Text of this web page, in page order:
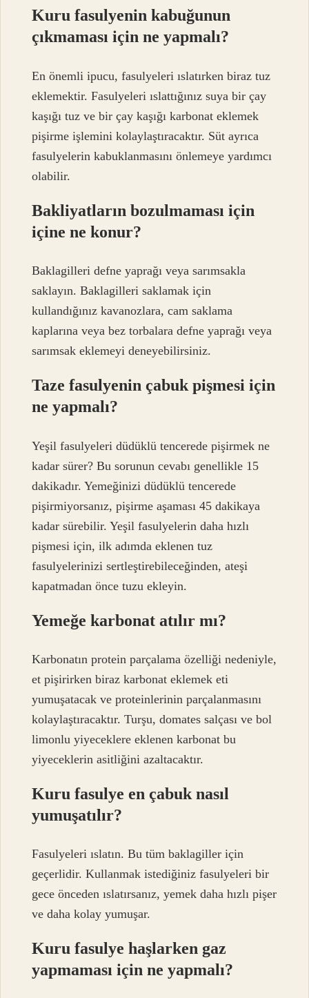
Kuru fasulyenin kabuğunun
çıkmaması için ne yapmalı?
En önemli ipucu, fasulyeleri ıslatırken biraz tuz
eklemektir. Fasulyeleri ıslattığınız suya bir çay
kaşığı tuz ve bir çay kaşığı karbonat eklemek
pişirme işlemini kolaylaştıracaktır. Süt ayrıca
fasulyelerin kabuklanmasını önlemeye yardımcı
olabilir.
Bakliyatların bozulmaması için
içine ne konur?
Baklagilleri defne yaprağı veya sarımsakla
saklayın. Baklagilleri saklamak için
kullandığınız kavanozlara, cam saklama
kaplarına veya bez torbalara defne yaprağı veya
sarımsak eklemeyi deneyebilirsiniz.
Taze fasulyenin çabuk pişmesi için
ne yapmalı?
Yeşil fasulyeleri düdüklü tencerede pişirmek ne
kadar sürer? Bu sorunun cevabı genellikle 15
dakikadır. Yemeğinizi düdüklü tencerede
pişirmiyorsanız, pişirme aşaması 45 dakikaya
kadar sürebilir. Yeşil fasulyelerin daha hızlı
pişmesi için, ilk adımda eklenen tuz
fasulyelerinizi sertleştirebileceğinden, ateşi
kapatmadan önce tuzu ekleyin.
Yemeğe karbonat atılır mı?
Karbonatın protein parçalama özelliği nedeniyle,
et pişirirken biraz karbonat eklemek eti
yumuşatacak ve proteinlerinin parçalanmasını
kolaylaştıracaktır. Turşu, domates salçası ve bol
limonlu yiyeceklere eklenen karbonat bu
yiyeceklerin asitliğini azaltacaktır.
Kuru fasulye en çabuk nasıl
yumuşatılır?
Fasulyeleri ıslatın. Bu tüm baklagiller için
geçerlidir. Kullanmak istediğiniz fasulyeleri bir
gece önceden ıslatırsanız, yemek daha hızlı pişer
ve daha kolay yumuşar.
Kuru fasulye haşlarken gaz
yapmaması için ne yapmalı?